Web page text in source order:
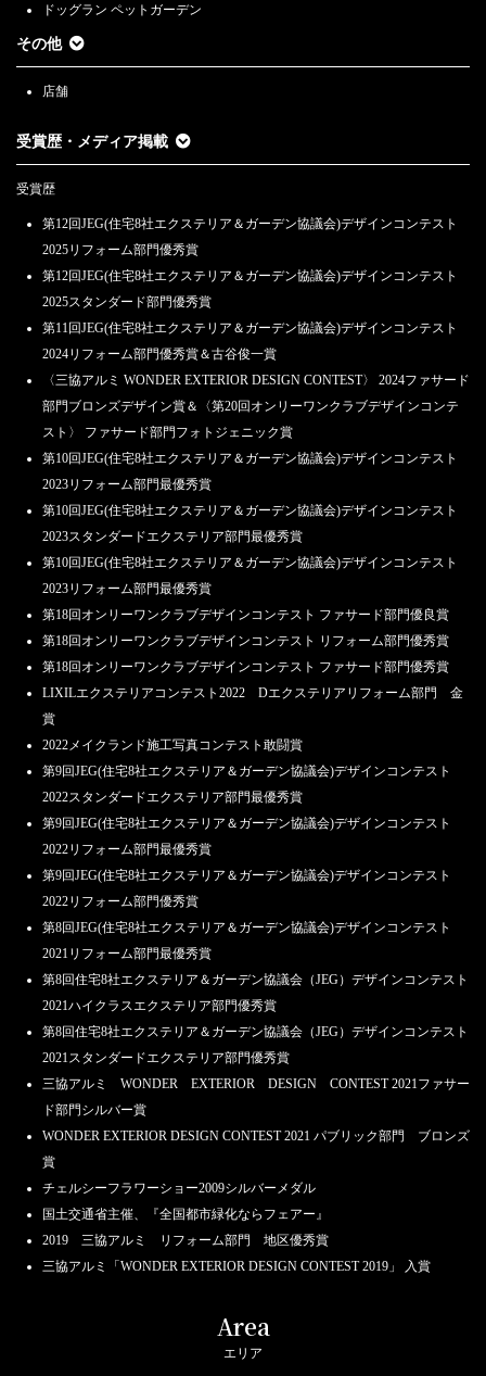
ドッグラン ペットガーデン
その他
店舗
受賞歴・メディア掲載
受賞歴
第12回JEG(住宅8社エクステリア＆ガーデン協議会)デザインコンテスト
2025リフォーム部門優秀賞
第12回JEG(住宅8社エクステリア＆ガーデン協議会)デザインコンテスト
2025スタンダード部門優秀賞
第11回JEG(住宅8社エクステリア＆ガーデン協議会)デザインコンテスト
2024リフォーム部門優秀賞＆古谷俊一賞
〈三協アルミ WONDER EXTERIOR DESIGN CONTEST〉 2024ファサード
部門ブロンズデザイン賞＆〈第20回オンリーワンクラブデザインコンテ
スト〉 ファサード部門フォトジェニック賞
第10回JEG(住宅8社エクステリア＆ガーデン協議会)デザインコンテスト
2023リフォーム部門最優秀賞
第10回JEG(住宅8社エクステリア＆ガーデン協議会)デザインコンテスト
2023スタンダードエクステリア部門最優秀賞
第10回JEG(住宅8社エクステリア＆ガーデン協議会)デザインコンテスト
2023リフォーム部門最優秀賞
第18回オンリーワンクラブデザインコンテスト ファサード部門優良賞
第18回オンリーワンクラブデザインコンテスト リフォーム部門優秀賞
第18回オンリーワンクラブデザインコンテスト ファサード部門優秀賞
LIXILエクステリアコンテスト2022 Dエクステリアリフォーム部門 金
賞
2022メイクランド施工写真コンテスト敢闘賞
第9回JEG(住宅8社エクステリア＆ガーデン協議会)デザインコンテスト
2022スタンダードエクステリア部門最優秀賞
第9回JEG(住宅8社エクステリア＆ガーデン協議会)デザインコンテスト
2022リフォーム部門最優秀賞
第9回JEG(住宅8社エクステリア＆ガーデン協議会)デザインコンテスト
2022リフォーム部門優秀賞
第8回JEG(住宅8社エクステリア＆ガーデン協議会)デザインコンテスト
2021リフォーム部門最優秀賞
第8回住宅8社エクステリア＆ガーデン協議会（JEG）デザインコンテスト
2021ハイクラスエクステリア部門優秀賞
第8回住宅8社エクステリア＆ガーデン協議会（JEG）デザインコンテスト
2021スタンダードエクステリア部門優秀賞
三協アルミ WONDER EXTERIOR DESIGN CONTEST 2021ファサー
ド部門シルバー賞
WONDER EXTERIOR DESIGN CONTEST 2021 パブリック部門 ブロンズ
賞
チェルシーフラワーショー2009シルバーメダル
国土交通省主催、『全国都市緑化ならフェアー』
2019 三協アルミ リフォーム部門 地区優秀賞
三協アルミ「WONDER EXTERIOR DESIGN CONTEST 2019」 入賞
Area
エリア